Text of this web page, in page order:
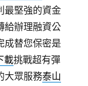
最堅強的資金
給辦理融資公
成替您保密是
載挑戰超有彈
大眾服務泰山